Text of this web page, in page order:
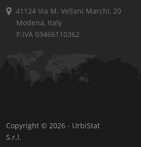
41124 Via M. Vellani Marchi, 20
Modena, Italy
P.IVA 03466110362
Copyright © 2026 - UrbiStat
S.r.l.